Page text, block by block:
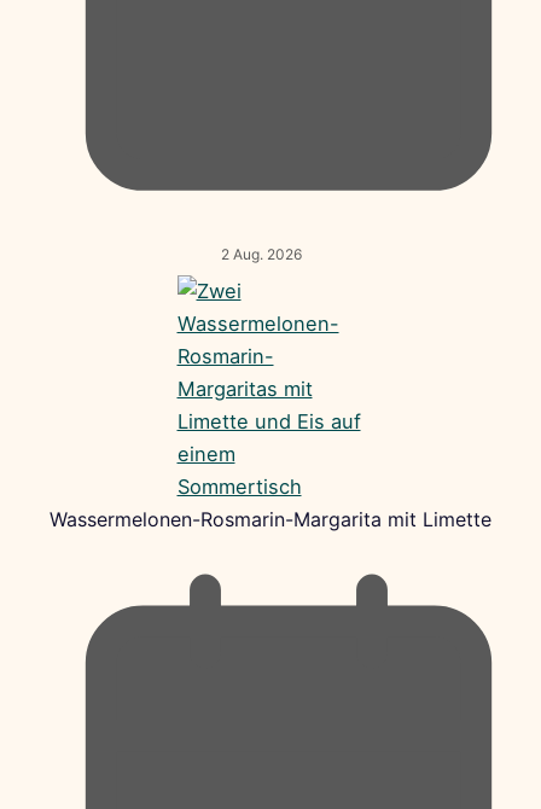
2 Aug. 2026
Wassermelonen-Rosmarin-Margarita mit Limette